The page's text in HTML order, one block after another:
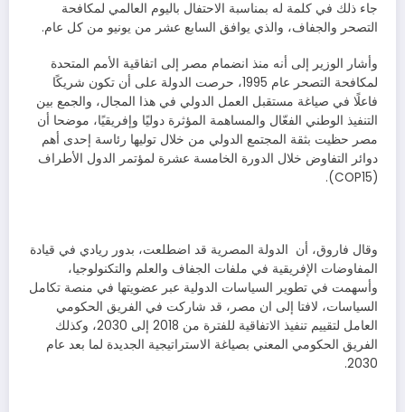
جاء ذلك في كلمة له بمناسبة الاحتفال باليوم العالمي لمكافحة
التصحر والجفاف، والذي يوافق السابع عشر من يونيو من كل عام.
وأشار الوزير إلى أنه منذ انضمام مصر إلى اتفاقية الأمم المتحدة
لمكافحة التصحر عام 1995، حرصت الدولة على أن تكون شريكًا
فاعلًا في صياغة مستقبل العمل الدولي في هذا المجال، والجمع بين
التنفيذ الوطني الفعّال والمساهمة المؤثرة دوليًا وإفريقيًا، موضحا أن
مصر حظيت بثقة المجتمع الدولي من خلال توليها رئاسة إحدى أهم
دوائر التفاوض خلال الدورة الخامسة عشرة لمؤتمر الدول الأطراف
(COP15).
وقال فاروق، أن الدولة المصرية قد اضطلعت، بدور ريادي في قيادة
المفاوضات الإفريقية في ملفات الجفاف والعلم والتكنولوجيا،
وأسهمت في تطوير السياسات الدولية عبر عضويتها في منصة تكامل
السياسات، لافتا إلى ان مصر، قد شاركت في الفريق الحكومي
العامل لتقييم تنفيذ الاتفاقية للفترة من 2018 إلى 2030، وكذلك
الفريق الحكومي المعني بصياغة الاستراتيجية الجديدة لما بعد عام
2030.